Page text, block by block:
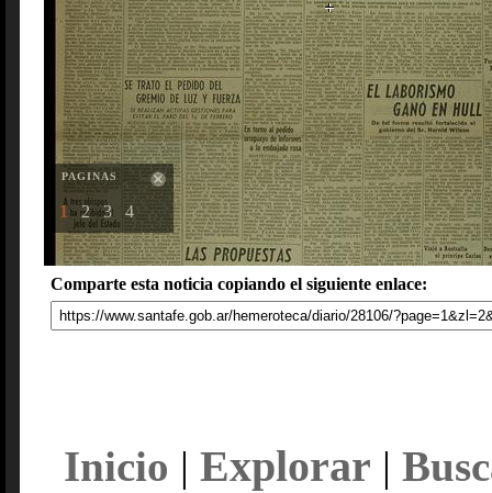
PAGINAS
1 2 3 4
Comparte esta noticia copiando el siguiente enlace:
Inicio | Explorar |